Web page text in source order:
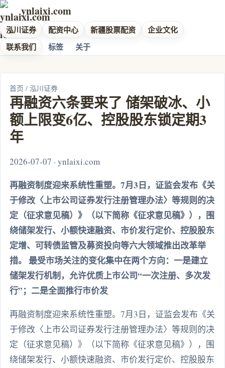
ynlaixi.com
泓川证券 配资中心 新疆股票配资
企业文化
联系我们
标签 关于
首页 / 泓川证券
再融资六条要来了 储架破冰、小
额上限变6亿、控股股东锁定期3
年
2026-07-07 · ynlaixi.com
再融资制度迎来系统性重塑。7月3日，证监会发布《关
于修改〈上市公司证券发行注册管理办法〉等规则的决
定（征求意见稿）》（以下简称《征求意见稿》），围
绕储架发行、小额快速融资、市价发行定价、控股股东
定增、可转债监管及募资投向等六大领域推出改革举
措。 最受市场关注的变化集中在两个方向：一是建立
储架发行机制，允许优质上市公司“一次注册、多次发
行”；二是全面推行市价发
再融资制度迎来系统性重塑。7月3日，证监会发布《关
于修改〈上市公司证券发行注册管理办法〉等规则的决
定（征求意见稿）》（以下简称《征求意见稿》），围
绕储架发行、小额快速融资、市价发行定价、控股股东